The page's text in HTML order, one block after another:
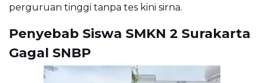
perguruan tinggi tanpa tes kini sirna.
Penyebab Siswa SMKN 2 Surakarta
Gagal SNBP